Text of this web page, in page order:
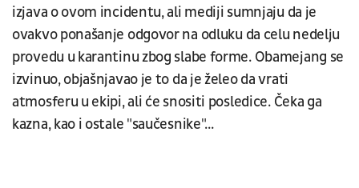
izjava o ovom incidentu, ali mediji sumnjaju da je
ovakvo ponašanje odgovor na odluku da celu nedelju
provedu u karantinu zbog slabe forme. Obamejang se
izvinuo, objašnjavao je to da je želeo da vrati
atmosferu u ekipi, ali će snositi posledice. Čeka ga
kazna, kao i ostale "saučesnike"...